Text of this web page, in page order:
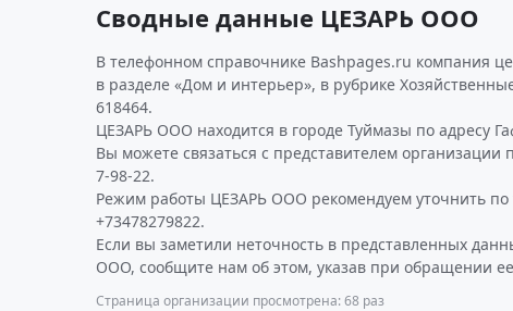
Сводные данные ЦЕЗАРЬ ООО
В телефонном справочнике Bashpages.ru компания
в разделе «Дом и интерьер», в рубрике
618464.
ЦЕЗАРЬ ООО находится в городе Туймазы по адресу
Вы можете связаться с представителем организации
7-98-22.
Режим работы ЦЕЗАРЬ ООО рекомендуем уточнить по
+73478279822.
Если вы заметили неточность в представленных
ООО, сообщите нам об этом, указав при обращении
Страница организации просмотрена: 68 раз